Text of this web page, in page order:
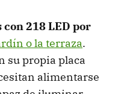
con 218 LED por
o la terraza.
su propia placa
alimentarse